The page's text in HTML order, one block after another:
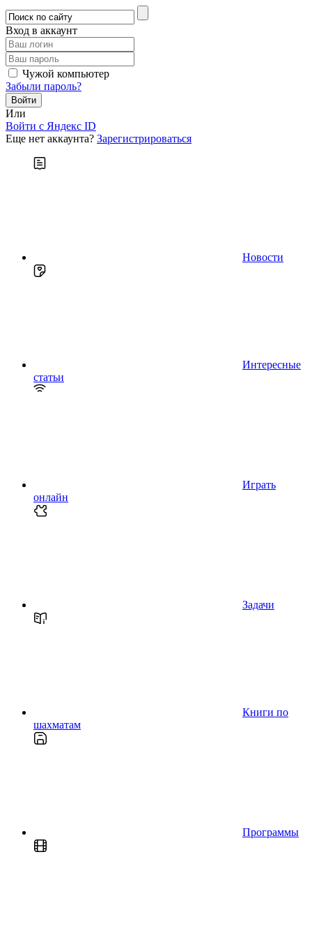
Вход в аккаунт
Чужой компьютер
Забыли пароль?
Или
Войти c Яндекс ID
Еще нет аккаунта? Зарегистрироваться
Новости
Интересные
статьи
Играть
онлайн
Задачи
Книги по
шахматам
Программы